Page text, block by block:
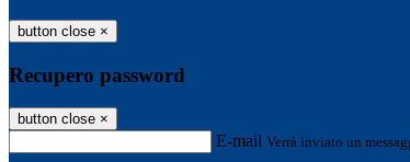
button close ×
Recupero password
button close ×
E-mail Verrà inviato un